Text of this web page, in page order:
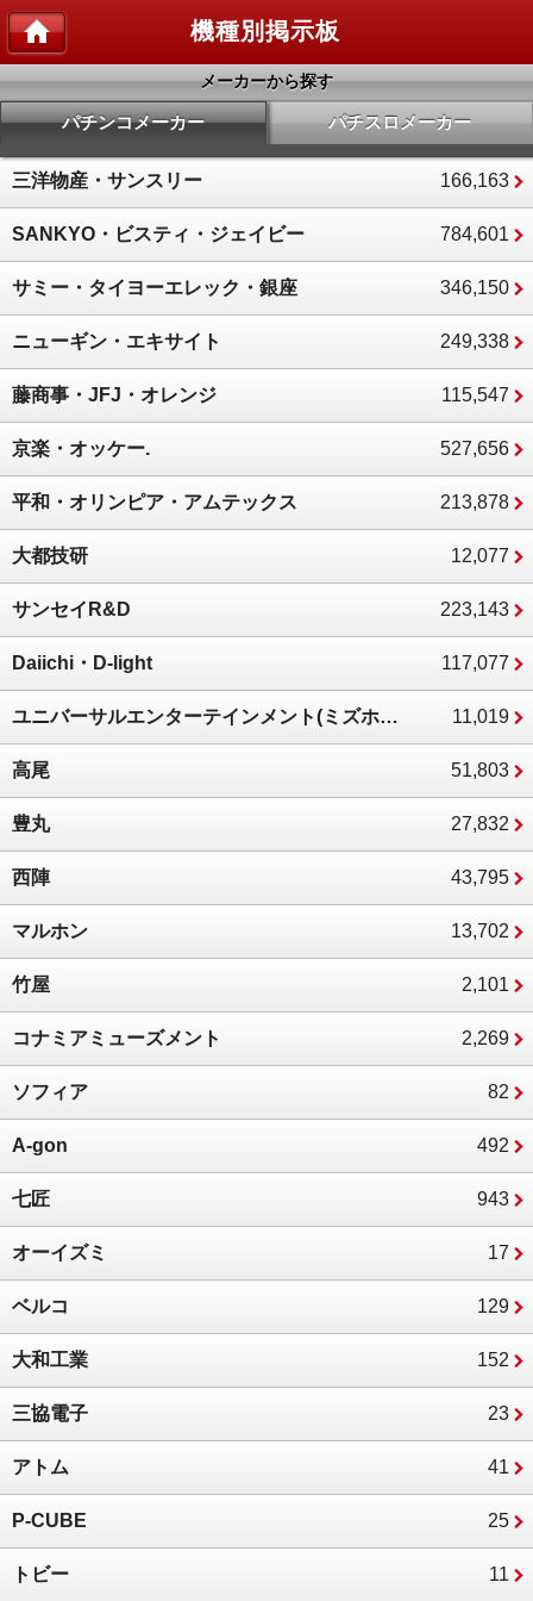
機種別掲示板
メーカーから探す
パチンコメーカー パチスロメーカー
三洋物産・サンスリー 166,163
SANKYO・ビスティ・ジェイビー 784,601
サミー・タイヨーエレック・銀座 346,150
ニューギン・エキサイト 249,338
藤商事・JFJ・オレンジ 115,547
京楽・オッケー. 527,656
平和・オリンピア・アムテックス 213,878
大都技研 12,077
サンセイR&D 223,143
Daiichi・D-light 117,077
ユニバーサルエンターテインメント(ミズホ・メーシー) 11,019
高尾 51,803
豊丸 27,832
西陣 43,795
マルホン 13,702
竹屋 2,101
コナミアミューズメント 2,269
ソフィア 82
A-gon 492
七匠 943
オーイズミ 17
ベルコ 129
大和工業 152
三協電子 23
アトム 41
P-CUBE 25
トビー 11